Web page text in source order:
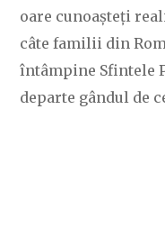
oare cunoașteți
câte familii din
întâmpine Sfintele
departe gândul